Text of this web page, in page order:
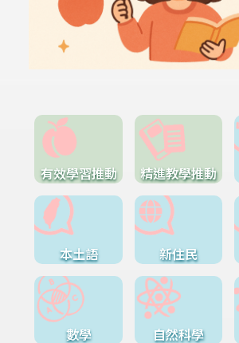
有效學習推動 精進教學推動
本土語 新住民
數學 自然科學